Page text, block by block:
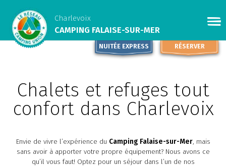
Charlevoix
CAMPING FALAISE-SUR-MER
RÉSERVER
NUITÉE EXPRESS
Chalets et refuges tout
confort dans Charlevoix
Envie de vivre l’expérience du Camping Falaise-sur-Mer, mais
sans avoir à apporter votre propre équipement? Nous avons ce
qu’il vous faut! Optez pour un séjour dans l’un de nos